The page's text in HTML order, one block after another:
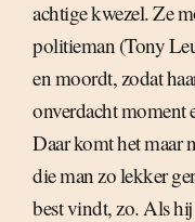
achtige kwezel. Ze
politieman (Tony
en moordt, zodat
onverdacht moment
Daar komt het maar
die man zo lekker
best vindt, zo. Als